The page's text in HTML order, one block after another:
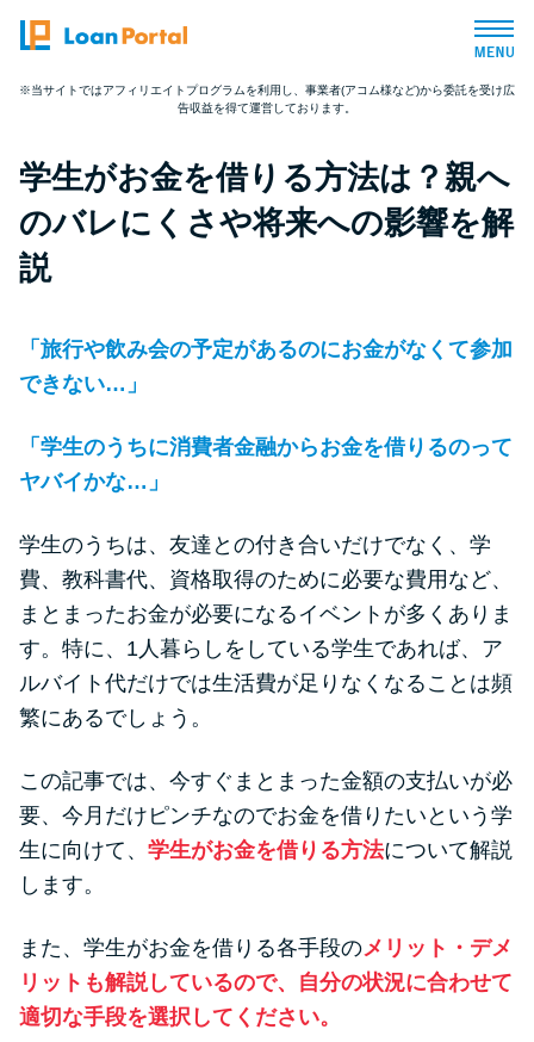
トップページ
おすすめコンテンツ
便利なコンテンツ
カードローン診断
カードローンQ&A
リボ払いをそのまま払いきると
損！
得した話
最速！最短40分で借りられるカ
※当サイトではアフィリエイトプログラムを利用し、事業者(アコム様など)から委託を受け広
告収益を得て運営しております。
学生がお金を借りる方法は？親へ
のバレにくさや将来への影響を解
説
「旅行や飲み会の予定があるのにお金がなくて参加
できない…」
「学生のうちに消費者金融からお金を借りるのって
ヤバイかな…」
学生のうちは、友達との付き合いだけでなく、学
費、教科書代、資格取得のために必要な費用など、
まとまったお金が必要になるイベントが多くありま
す。特に、1人暮らしをしている学生であれば、ア
ルバイト代だけでは生活費が足りなくなることは頻
繁にあるでしょう。
この記事では、今すぐまとまった金額の支払いが必
要、今月だけピンチなのでお金を借りたいという学
生に向けて、 学生がお金を借りる方法について解説
します。
また、学生がお金を借りる各手段のメリット・デメ
リットも解説しているので、自分の状況に合わせて
適切な手段を選択してください。